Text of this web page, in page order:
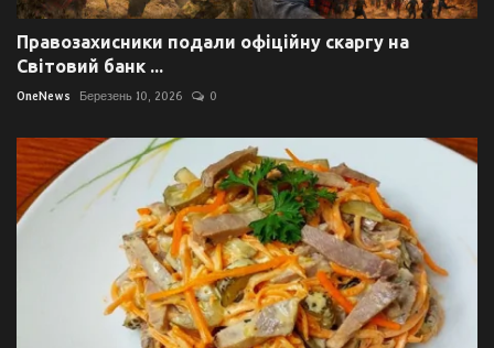
Правозахисники подали офіційну скаргу на
Світовий банк ...
OneNews Березень 10, 2026 0